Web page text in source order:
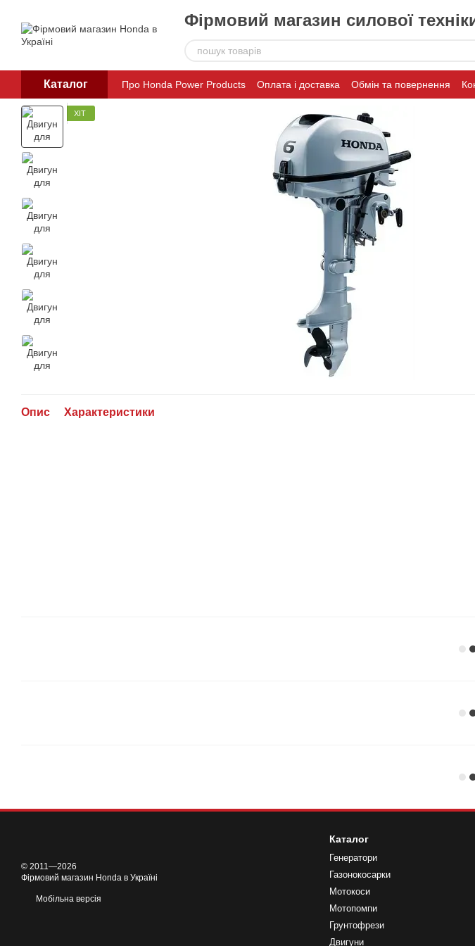
Фірмовий магазин силової
Каталог Про Honda Power Products Оплата і доставка Обмін та повернення
ХІТ
Опис Характеристики
© 2011—2026
Фірмовий магазин Honda в Україні
Мобільна версія
Каталог
Генератори
Газонокосарки
Мотокоси
Мотопомпи
Грунтофрези
Двигуни